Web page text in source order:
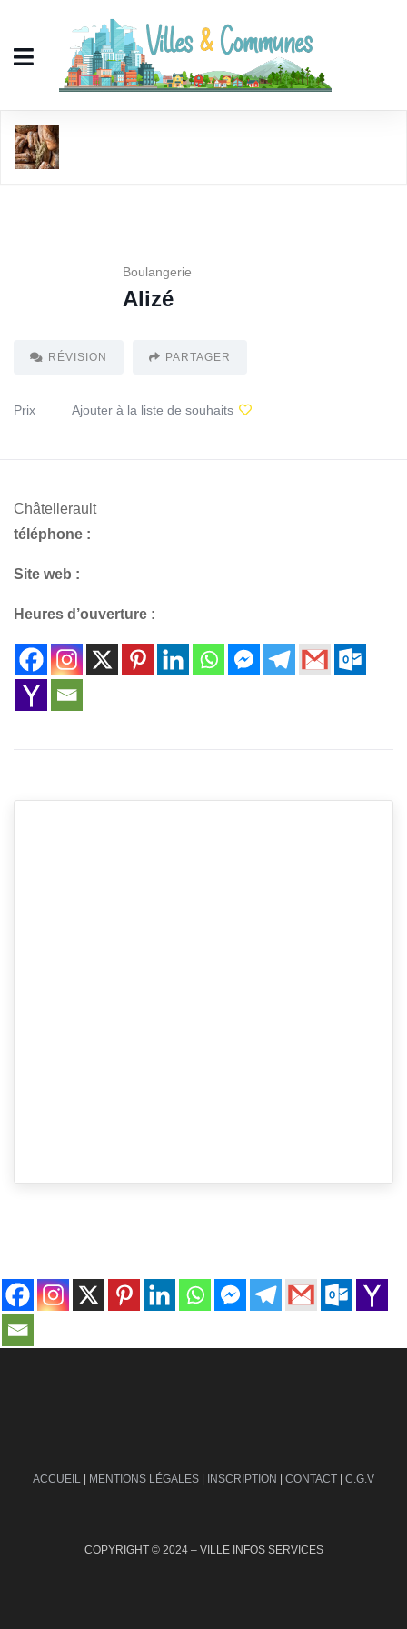
Boulangerie
Alizé
RÉVISION PARTAGER
Prix Ajouter à la liste de souhaits
Châtellerault
téléphone :
Site web :
Heures d’ouverture :
ACCUEIL | MENTIONS LÉGALES | INSCRIPTION | CONTACT | C.G.V
COPYRIGHT © 2024 – VILLE INFOS SERVICES